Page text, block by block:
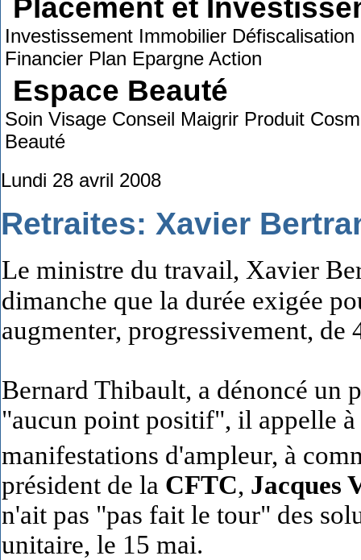
Placement et
Investissement Immobilier
Financier Plan Epargne Action
Espace Beauté
Soin Visage Conseil Maigrir Produit
Beauté
Lundi 28 avril 2008
Retraites: Xavier
Le ministre du travail, Xavier
dimanche que la durée exigée
augmenter, progressivement, de
Bernard Thibault, a dénoncé un
"aucun point positif", il appelle à
manifestations d'ampleur, à
président de la CFTC, Jacques
n'ait pas "pas fait le tour" des
unitaire, le 15 mai.